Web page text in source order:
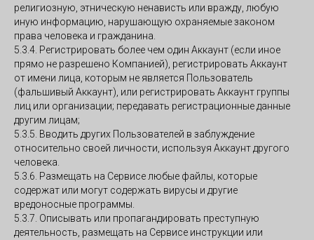
религиозную, этническую ненависть или вражду, любую
иную информацию, нарушающую охраняемые законом
права человека и гражданина.
5.3.4. Регистрировать более чем один Аккаунт (если иное
прямо не разрешено Компанией), регистрировать Аккаунт
от имени лица, которым не является Пользователь
(фальшивый Аккаунт), или регистрировать Аккаунт группы
лиц или организации; передавать регистрационные данные
другим лицам;
5.3.5. Вводить других Пользователей в заблуждение
относительно своей личности, используя Аккаунт другого
человека.
5.3.6. Размещать на Сервисе любые файлы, которые
содержат или могут содержать вирусы и другие
вредоносные программы.
5.3.7. Описывать или пропагандировать преступную
деятельность, размещать на Сервисе инструкции или